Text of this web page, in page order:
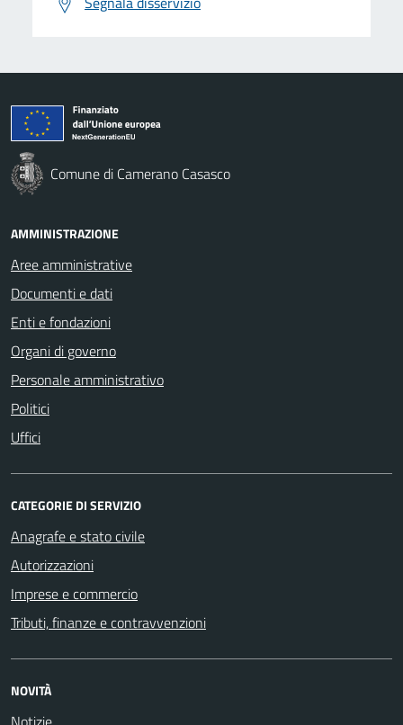
Comune di Camerano Casasco
AMMINISTRAZIONE
Aree amministrative
Documenti e dati
Enti e fondazioni
Organi di governo
Personale amministrativo
Politici
Uffici
CATEGORIE DI SERVIZIO
Anagrafe e stato civile
Autorizzazioni
Imprese e commercio
Tributi, finanze e contravvenzioni
NOVITÀ